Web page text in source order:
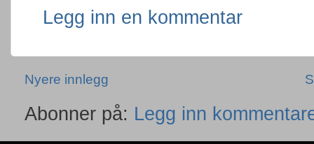
Legg inn en kommentar
Nyere innlegg
Abonner på: Legg inn